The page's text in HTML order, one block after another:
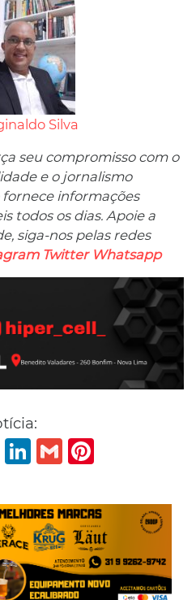
Silva
seu compromisso com o
e o jornalismo
fornece informações
​​todos os dias. Apoie a
siga-nos pelas redes
Twitter Whatsapp
Messenger
LinkedIn
Gmail